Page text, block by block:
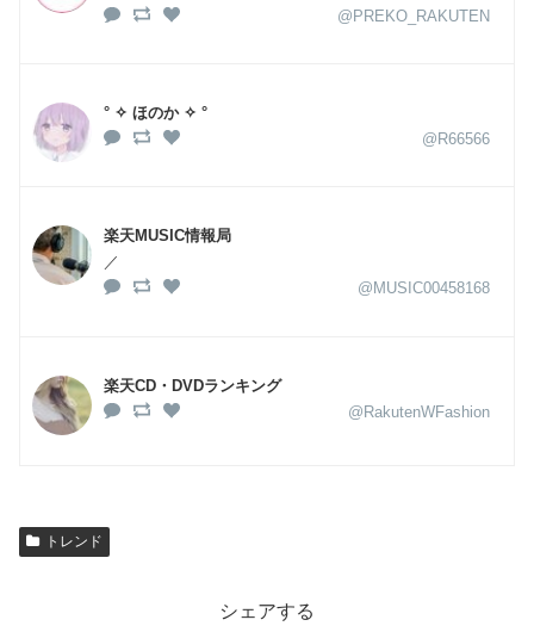
@PREKO_RAKUTEN
° ✧ ほのか ✧ °
@R66566
楽天MUSIC情報局
／
@MUSIC00458168
楽天CD・DVDランキング
@RakutenWFashion
トレンド
シェアする